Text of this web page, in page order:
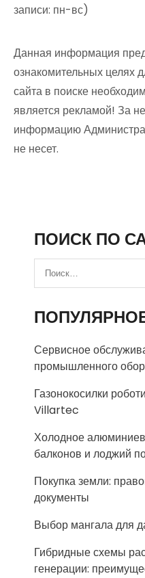
записи: пн-вс)
Данная информация
ознакомительных целях
сайта в поиске
является рекламой! За
информацию
не несет.
ПОИСК ПО
Сервисное
промышленного
Газонокосилки
Villartec
Холодное
балконов и лоджий
Покупка земли:
документы
Выбор мангала для
Гибридные схемы
генерации: